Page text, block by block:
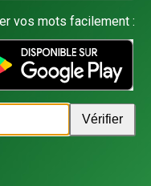
vos mots facilement :